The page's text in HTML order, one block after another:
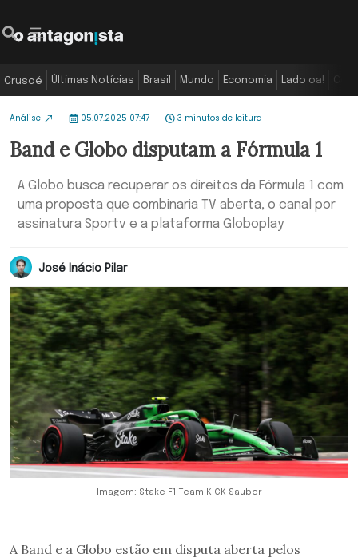
Crusoé Últimas Notícias Brasil Mundo Economia Lado oa!
Análise 05.07.2025 07:47 3 minutos de leitura
Band e Globo disputam a Fórmula 1
A Globo busca recuperar os direitos da Fórmula 1 com
uma proposta que combinaria TV aberta, o canal por
assinatura Sportv e a plataforma Globoplay
José Inácio Pilar
Imagem: Stake F1 Team KICK Sauber
A Band e a Globo estão em disputa aberta pelos